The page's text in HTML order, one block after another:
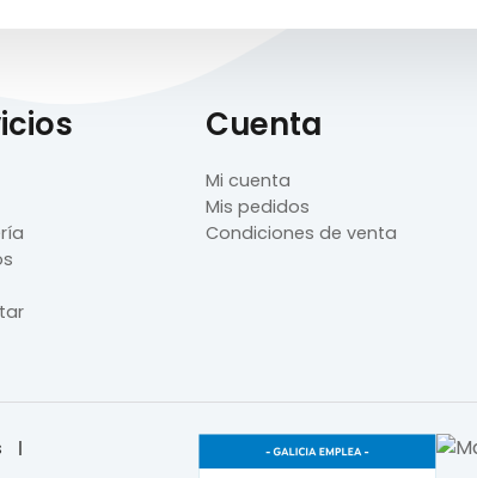
Cuenta
Mi cuenta
Mis pedidos
Condiciones de venta